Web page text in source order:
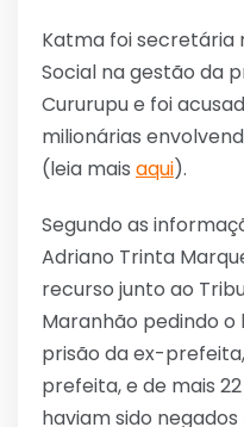
Katma foi secretária
Social na gestão da
Cururupu e foi
milionárias
(leia mais aqui).
Segundo as
Adriano Trinta
recurso junto ao
Maranhão pedindo o
prisão da ex-
prefeita, e de mais
haviam sido